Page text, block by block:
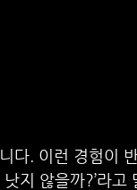
다. 이런 경험이
지 않을까?’라고